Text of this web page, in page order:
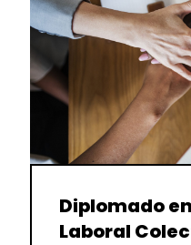
Diplomado
Laboral